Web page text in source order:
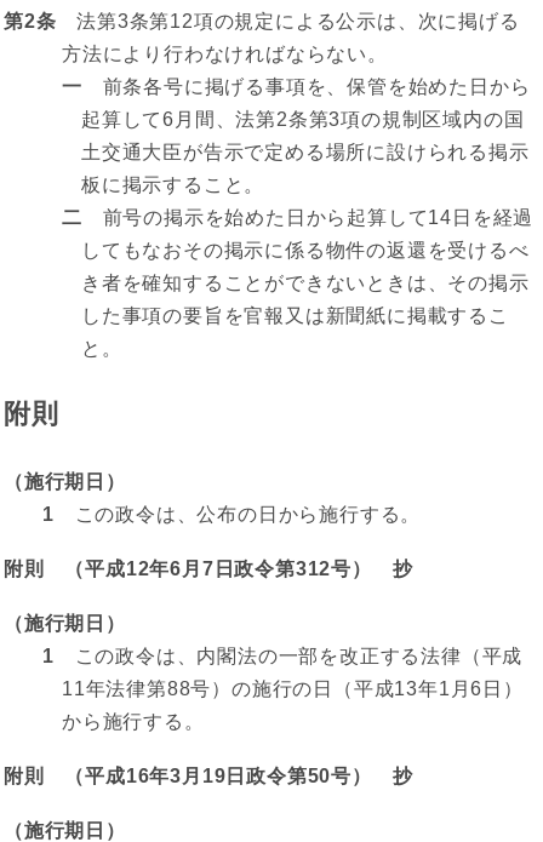
第2条 法第3条第12項の規定による公示は、次に掲げる
方法により行わなければならない。
一 前条各号に掲げる事項を、保管を始めた日から
起算して6月間、法第2条第3項の規制区域内の国
土交通大臣が告示で定める場所に設けられる掲示
板に掲示すること。
二 前号の掲示を始めた日から起算して14日を経過
してもなおその掲示に係る物件の返還を受けるべ
き者を確知することができないときは、その掲示
した事項の要旨を官報又は新聞紙に掲載するこ
と。
附則
（施行期日）
1 この政令は、公布の日から施行する。
附則 （平成12年6月7日政令第312号） 抄
（施行期日）
1 この政令は、内閣法の一部を改正する法律（平成
11年法律第88号）の施行の日（平成13年1月6日）
から施行する。
附則 （平成16年3月19日政令第50号） 抄
（施行期日）